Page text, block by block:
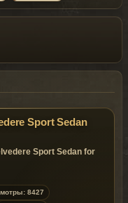
Sport Sedan
Sport Sedan for
8427